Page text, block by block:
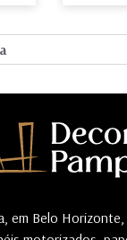
em Belo Horizonte,